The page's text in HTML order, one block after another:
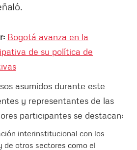
Bogotá avanza en la
de su política de
asumidos durante este
y representantes de las
participantes se destacan:
interinstitucional con los
de otros sectores como el